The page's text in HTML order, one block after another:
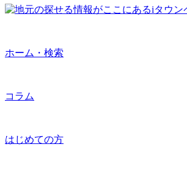
ホーム・検索
コラム
はじめての方